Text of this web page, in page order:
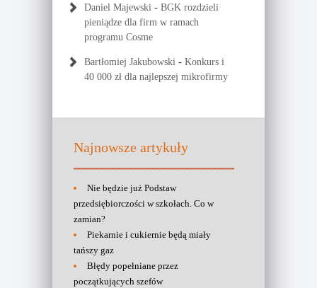
Daniel Majewski - BGK rozdzieli
pieniądze dla firm w ramach
programu Cosme
Bartłomiej Jakubowski - Konkurs i
40 000 zł dla najlepszej mikrofirmy
Najnowsze artykuły
Nie będzie już Podstaw
przedsiębiorczości w szkołach. Co w
zamian?
Piekarnie i cukiernie będą miały
tańszy gaz
Błędy popełniane przez
początkujących szefów